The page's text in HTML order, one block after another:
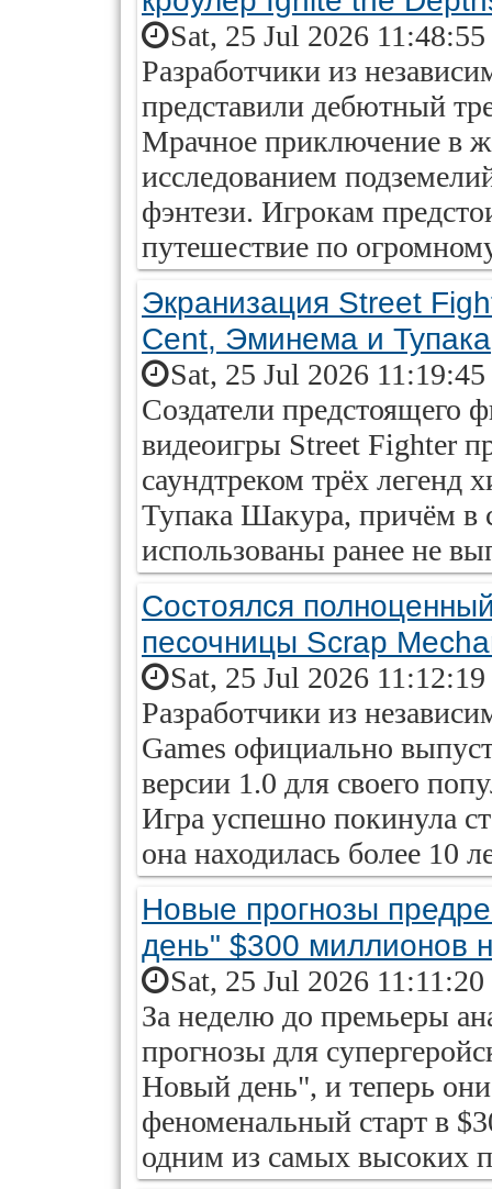
Sat, 25 Jul 2026
Разработчики из
представили дебютный
Мрачное приключение в
исследованием
фэнтези. Игрокам
путешествие по
Экранизация Street
Cent, Эминема и Тупака
Sat, 25 Jul 2026
Создатели предстоящего
видеоигры Street Fighter
саундтреком трёх
Тупака Шакура, причём в
использованы ранее не
Состоялся
песочницы Scrap
Sat, 25 Jul 2026
Разработчики из
Games официально
версии 1.0 для своего
Игра успешно покинула
она находилась более 10
Новые прогнозы
день" $300 миллионов
Sat, 25 Jul 2026
За неделю до премьеры
прогнозы для
Новый день", и теперь
феноменальный старт в
одним из самых высоких